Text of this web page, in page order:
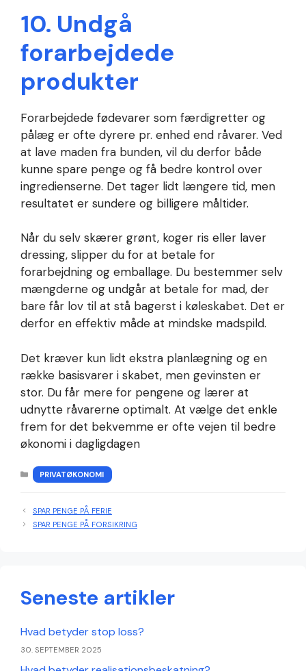
10. Undgå
forarbejdede
produkter
Forarbejdede fødevarer som færdigretter og
pålæg er ofte dyrere pr. enhed end råvarer. Ved
at lave maden fra bunden, vil du derfor både
kunne spare penge og få bedre kontrol over
ingredienserne. Det tager lidt længere tid, men
resultatet er sundere og billigere måltider.
Når du selv skærer grønt, koger ris eller laver
dressing, slipper du for at betale for
forarbejdning og emballage. Du bestemmer selv
mængderne og undgår at betale for mad, der
bare får lov til at stå bagerst i køleskabet. Det er
derfor en effektiv måde at mindske madspild.
Det kræver kun lidt ekstra planlægning og en
række basisvarer i skabet, men gevinsten er
stor. Du får mere for pengene og lærer at
udnytte råvarerne optimalt. At vælge det enkle
frem for det bekvemme er ofte vejen til bedre
økonomi i dagligdagen
KATEGORIER
PRIVATØKONOMI
SPAR PENGE PÅ FERIE
SPAR PENGE PÅ FORSIKRING
Seneste artikler
Hvad betyder stop loss?
30. SEPTEMBER 2025